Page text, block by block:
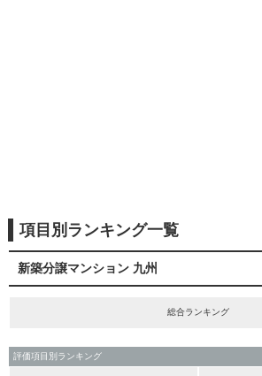
項目別ランキング一覧
新築分譲マンション 九州
総合ランキング
評価項目別ランキング